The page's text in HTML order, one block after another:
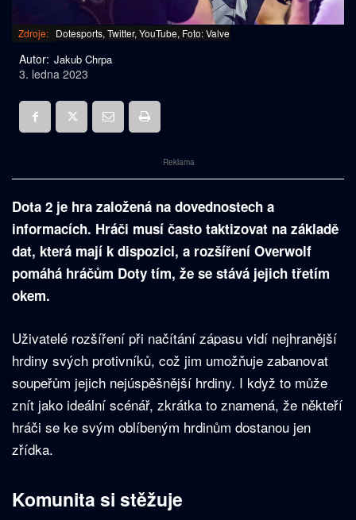
Zdroje: Dotesports, Twitter, YouTube, Foto: Valve
Autor: Jakub Chrpa
3. ledna 2023
Reklama
Dota 2 je hra založená na dovednostech a
informacích. Hráči musí často taktizovat na základě
dat, která mají k dispozici, a rozšíření Overwolf
pomáhá hráčům Doty tím, že se stává jejich třetím
okem.
Uživatelé rozšíření při načítání zápasu vidí nejhranější
hrdiny svých protivníků, což jim umožňuje zabanovat
soupeřům jejich nejúspěšnější hrdiny. I když to může
znít jako ideální scénář, zkrátka to znamená, že někteří
hráči se ke svým oblíbeným hrdinům dostanou jen
zřídka.
Komunita si stěžuje